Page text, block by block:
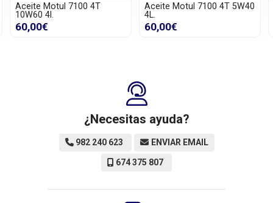
Aceite Motul 7100 4T
10W60 4l.
60,00€
Aceite Motul 7100 4T 5W40
4L.
60,00€
¿Necesitas ayuda?
982 240 623 ENVIAR EMAIL
674 375 807